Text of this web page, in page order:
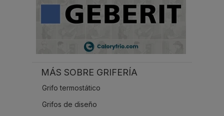
MÁS SOBRE GRIFERÍA
Grifo termostático
Grifos de diseño